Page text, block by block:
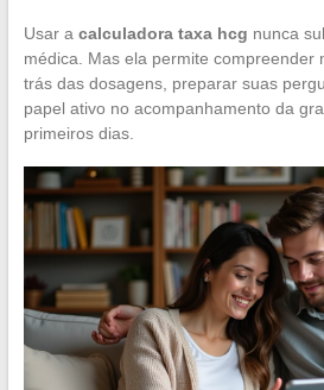
Usar a calculadora taxa hcg nunca
médica. Mas ela permite compreender
trás das dosagens, preparar suas
papel ativo no acompanhamento da
primeiros dias.